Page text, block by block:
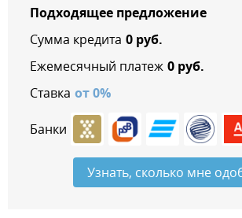
Подходящее предложение
Сумма кредита 0руб.
Ежемесячный платеж 0руб.
Ставка от0%
Банки
Узнать, сколько мне